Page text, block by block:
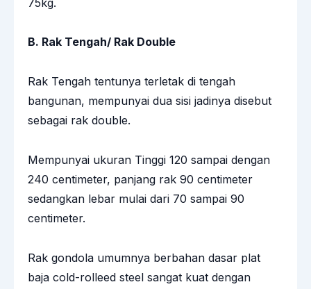
B. Rak Tengah/ Rak Double
Rak Tengah tentunya terletak di tengah
bangunan, mempunyai dua sisi jadinya disebut
sebagai rak double.
Mempunyai ukuran Tinggi 120 sampai dengan
240 centimeter, panjang rak 90 centimeter
sedangkan lebar mulai dari 70 sampai 90
centimeter.
Rak gondola umumnya berbahan dasar plat
baja cold-rolleed steel sangat kuat dengan